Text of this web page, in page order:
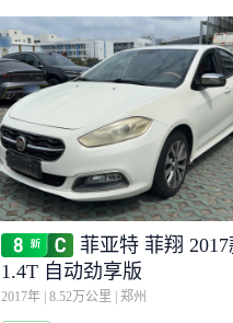
菲亚特 菲翔 2017
1.4T 自动劲享版
2017年 8.52万公里 郑州